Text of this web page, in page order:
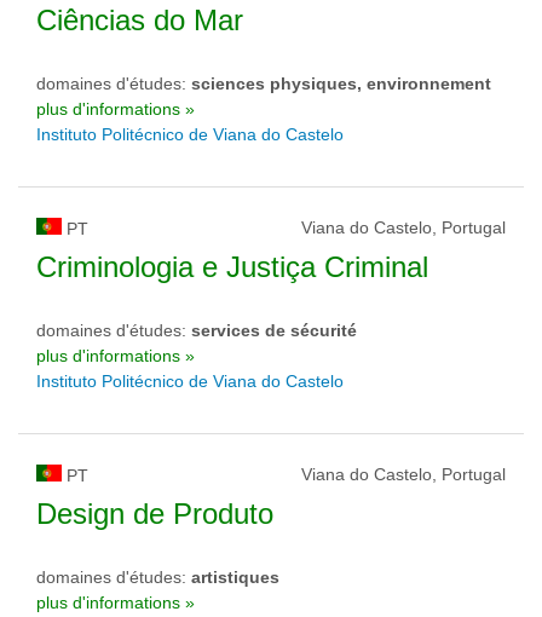
Ciências do Mar
domaines d'études: sciences physiques, environnement
plus d'informations »
Instituto Politécnico de Viana do Castelo
PT Viana do Castelo, Portugal
Criminologia e Justiça Criminal
domaines d'études: services de sécurité
plus d'informations »
Instituto Politécnico de Viana do Castelo
PT Viana do Castelo, Portugal
Design de Produto
domaines d'études: artistiques
plus d'informations »